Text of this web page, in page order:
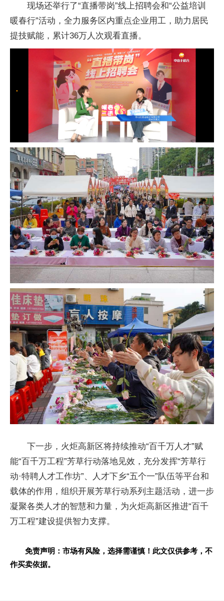
现场还举行了“直播带岗”线上招聘会和“公益培训
暖春行”活动，全力服务区内重点企业用工，助力居民
提技赋能，累计36万人次观看直播。
下一步，火炬高新区将持续推动“百千万人才”赋
能“百千万工程”芳草行动落地见效，充分发挥“芳草行
动·特聘人才工作坊”、人才下乡“五个一”队伍等平台和
载体的作用，组织开展芳草行动系列主题活动，进一步
凝聚各类人才的智慧和力量，为火炬高新区推进“百千
万工程”建设提供智力支撑。
免责声明：市场有风险，选择需谨慎！此文仅供参考，不
作买卖依据。